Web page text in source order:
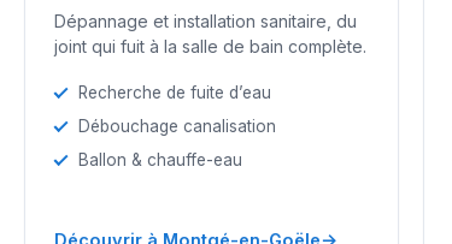
Dépannage et installation sanitaire, du
joint qui fuit à la salle de bain complète.
Recherche de fuite d’eau
Débouchage canalisation
Ballon & chauffe-eau
Découvrir à Montgé-en-Goële→